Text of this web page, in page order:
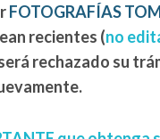
FOTOGRAFÍAS
recientes (no
rechazado su